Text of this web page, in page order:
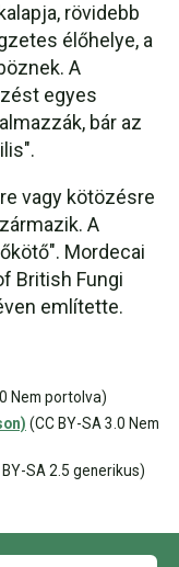
rövidebb
élőhelye, a
A
egyes
bár az
vagy kötözésre
A
Mordecai
British Fungi
említette.
Nem portolva)
(CC BY-SA 3.0 Nem
BY-SA 2.5 generikus)